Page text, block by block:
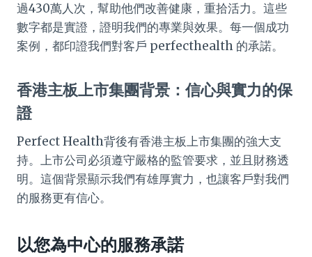
過430萬人次，幫助他們改善健康，重拾活力。這些
數字都是實證，證明我們的專業與效果。每一個成功
案例，都印證我們對客戶 perfecthealth 的承諾。
香港主板上市集團背景：信心與實力的保
證
Perfect Health背後有香港主板上市集團的強大支
持。上市公司必須遵守嚴格的監管要求，並且財務透
明。這個背景顯示我們有雄厚實力，也讓客戶對我們
的服務更有信心。
以您為中心的服務承諾